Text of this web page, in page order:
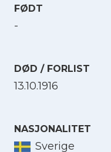
FØDT
-
DØD / FORLIST
13.10.1916
NASJONALITET
Sverige